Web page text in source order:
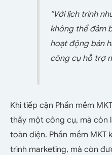
“Với lịch trình
không thể đảm
hoạt động bán
công cụ hỗ trợ
Khi tiếp cận Phần mềm
thấy một công cụ, mà còn
toàn diện. Phần mềm
trình marketing, mà còn